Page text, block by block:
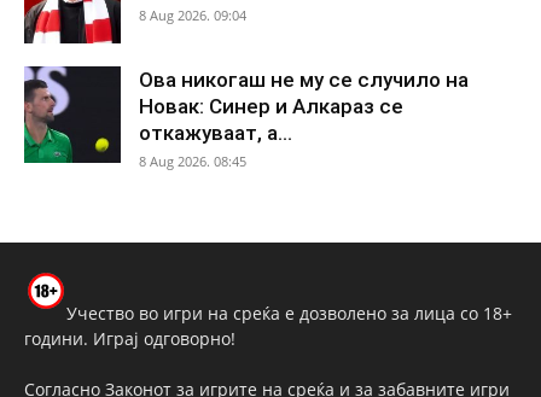
8 Aug 2026. 09:04
Ова никогаш не му се случило на
Новак: Синер и Алкараз се
откажуваат, а...
8 Aug 2026. 08:45
Учество во игри на среќа е дозволено за лица со 18+
години. Играј одговорно!
Согласно Законот за игрите на среќа и за забавните игри